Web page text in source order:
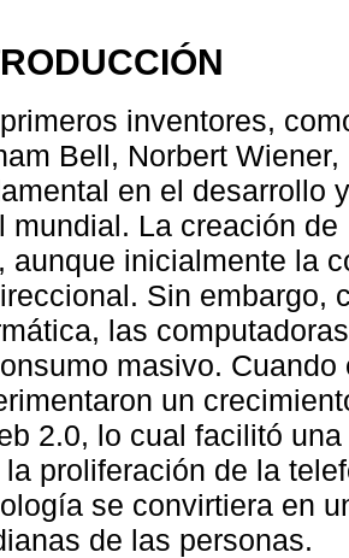
inventores,
Bell, Norbert
en el desarrollo
mundial. La creación
aunque inicialmente la
Sin embargo,
las
masivo.
un
2.0, lo cual facilitó
proliferación de la
se convirtiera en
de las personas.